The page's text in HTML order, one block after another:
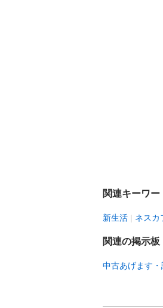
関連キーワー
新生活 ネスカ
関連の掲示板
中古あげます・